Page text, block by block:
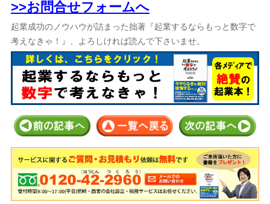
>>お問合せフォームへ
起業成功のノウハウが詰まった拙著『起業するならもっと数字で
考えなきゃ！』、よろしければ読んで下さいませ。